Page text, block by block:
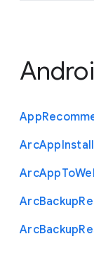
App
ArcAppInstall
ArcAppTo
ArcBackup
ArcBackup